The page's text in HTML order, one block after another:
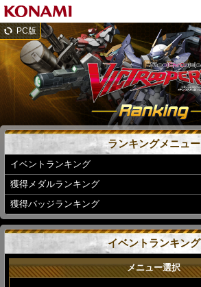
PC版
ランキングメニュー
イベントランキング
獲得メダルランキング
獲得バッジランキング
イベントランキング
メニュー選択